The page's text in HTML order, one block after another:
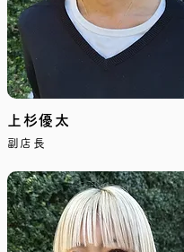
上杉優太
副店長